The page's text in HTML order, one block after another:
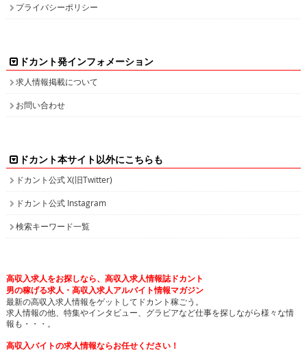
プライバシーポリシー
ドカント発インフォメーション
求人情報掲載について
お問い合わせ
ドカント本サイト以外にこちらも
ドカント公式 X(旧Twitter)
ドカント公式 Instagram
検索キーワード一覧
高収入求人をお探しなら、高収入求人情報誌ドカント
男の稼げる求人・高収入求人アルバイト情報マガジン
最新の高収入求人情報をゲットしてドカント稼ごう。
求人情報の他、特集やインタビュー、グラビアなど仕事を探しながら様々な情
報も・・・。
高収入バイトの求人情報ならお任せください！